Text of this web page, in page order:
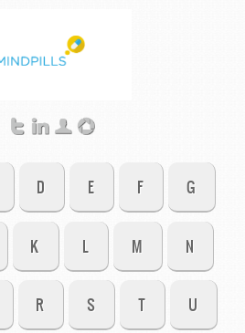
D E F G
K L M N
R S T U